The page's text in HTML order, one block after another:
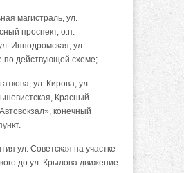
магистраль, ул.
проспект, о.п.
Ипподромская, ул.
по действующей схеме;
ул. Кирова, ул.
Красный
конечный
ул. Советская на участке
до ул. Крылова движение